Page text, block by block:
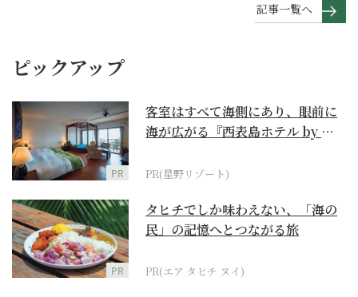
記事一覧へ
ピックアップ
PR
客室はすべて海側にあり、眼前に
海が広がる『西表島ホテル by 星
PR(星野リゾート)
PR
タヒチでしか味わえない、「海の
民」の記憶へとつながる旅
PR(エア タヒチ ヌイ)